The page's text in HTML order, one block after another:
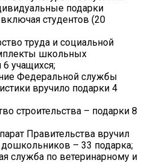
подарки
студентов (20
труда и социальной
школьных
учащихся;
Федеральной службы
вручило подарки 4
строительства – подарки 8
Правительства вручил
– 33 подарка;
служба по ветеринарному и